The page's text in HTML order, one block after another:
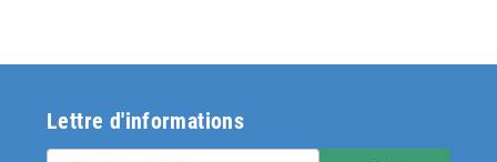
Lettre d'informations